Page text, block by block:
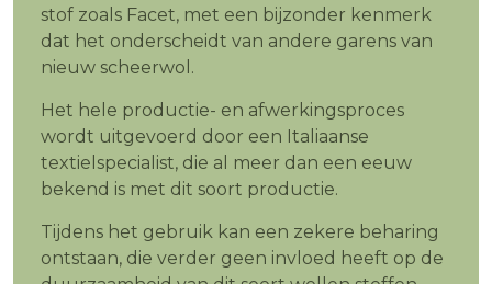
stof zoals Facet, met een bijzonder kenmerk
dat het onderscheidt van andere garens van
nieuw scheerwol.
Het hele productie- en afwerkingsproces
wordt uitgevoerd door een Italiaanse
textielspecialist, die al meer dan een eeuw
bekend is met dit soort productie.
Tijdens het gebruik kan een zekere beharing
ontstaan, die verder geen invloed heeft op de